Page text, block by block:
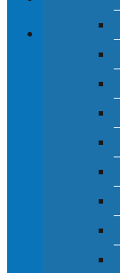
Chưa có